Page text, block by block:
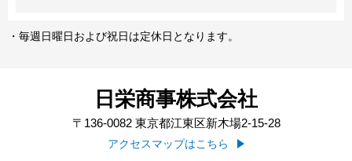
・毎週日曜日および祝日は定休日となります。
日栄商事株式会社
〒136-0082 東京都江東区新木場2-15-28
アクセスマップはこちら